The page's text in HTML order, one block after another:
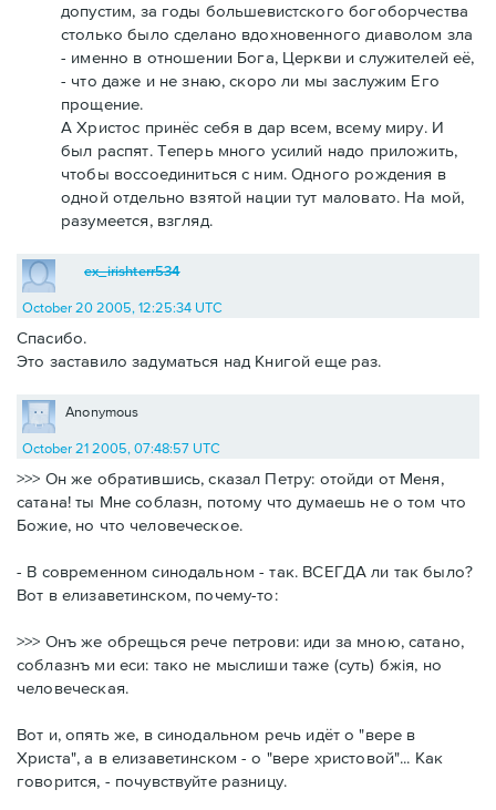
допустим, за годы большевистского богоборчества
столько было сделано вдохновенного диаволом зла
- именно в отношении Бога, Церкви и служителей её,
- что даже и не знаю, скоро ли мы заслужим Его
прощение.
А Христос принёс себя в дар всем, всему миру. И
был распят. Теперь много усилий надо приложить,
чтобы воссоединиться с ним. Одного рождения в
одной отдельно взятой нации тут маловато. На мой,
разумеется, взгляд.
ex_irishterr534
October 20 2005, 12:25:34 UTC
Спасибо.
Это заставило задуматься над Книгой еще раз.
Anonymous
October 21 2005, 07:48:57 UTC
>>> Он же обратившись, сказал Петру: отойди от Меня,
сатана! ты Мне соблазн, потому что думаешь не о том что
Божие, но что человеческое.
- В современном синодальном - так. ВСЕГДА ли так было?
Вот в елизаветинском, почему-то:
>>> Онъ же обрещься рече петрови: иди за мною, сатано,
соблазнъ ми еси: тако не мыслиши таже (суть) бжiя, но
человечeская.
Вот и, опять же, в синодальном речь идёт о "вере в
Христа", а в елизаветинском - о "вере христовой"... Как
говорится, - почувствуйте разницу.